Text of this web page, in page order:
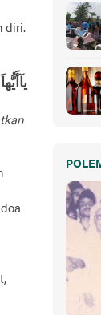
diri.